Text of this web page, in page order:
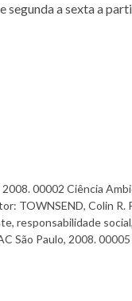
a sexta a
00002 Ciência
TOWNSEND, Colin R.
responsabilidade
São Paulo, 2008.